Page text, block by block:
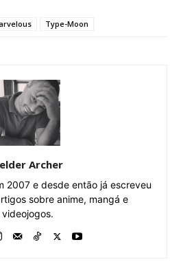
Type-Moon
Archer
2007 e desde então já escreveu
sobre anime, mangá e
videojogos.